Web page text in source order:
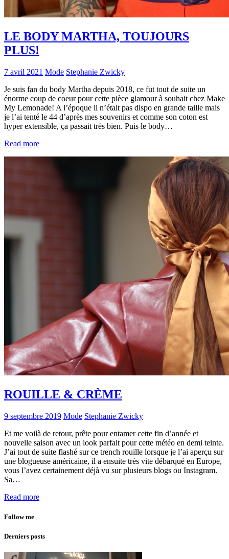
LE BODY MARTHA, TOUJOURS
PLUS!
7 avril 2021 Mode Stephanie Zwicky
Je suis fan du body Martha depuis 2018, ce fut tout de suite un
énorme coup de coeur pour cette pièce glamour à souhait chez Make
My Lemonade! A l’époque il n’était pas dispo en grande taille mais
je l’ai tenté le 44 d’après mes souvenirs et comme son coton est
hyper extensible, ça passait très bien. Puis le body…
Read more
ROUILLE & CRÈME
9 septembre 2019 Mode Stephanie Zwicky
Et me voilà de retour, prête pour entamer cette fin d’année et
nouvelle saison avec un look parfait pour cette météo en demi teinte.
J’ai tout de suite flashé sur ce trench rouille lorsque je l’ai aperçu sur
une blogueuse américaine, il a ensuite très vite débarqué en Europe,
vous l’avez certainement déjà vu sur plusieurs blogs ou Instagram.
Sa…
Read more
Follow me
Derniers posts